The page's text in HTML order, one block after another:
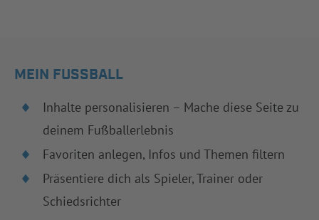
MEIN FUSSBALL
Inhalte personalisieren – Mache diese Seite zu
deinem Fußballerlebnis
Favoriten anlegen, Infos und Themen filtern
Präsentiere dich als Spieler, Trainer oder
Schiedsrichter